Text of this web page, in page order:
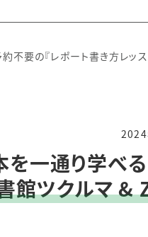
不要の『レポート書き方レ
一通り学べる
ツクルマ &